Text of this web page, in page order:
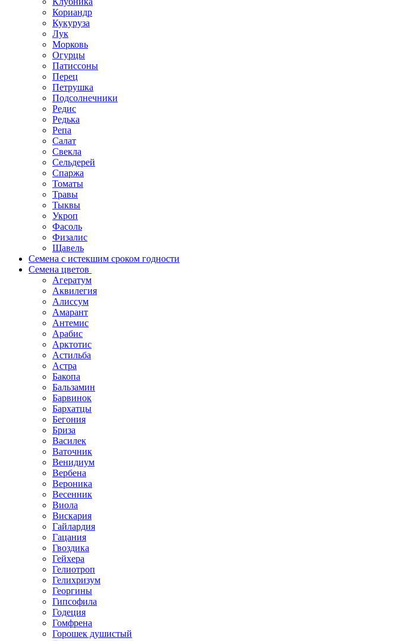
Кориандр
Кукуруза
Лук
Морковь
Огурцы
Патиссоны
Перец
Петрушка
Подсолнечники
Редис
Редька
Репа
Салат
Свекла
Сельдерей
Спаржа
Томаты
Травы
Тыквы
Укроп
Фасоль
Физалис
Щавель
Семена с истекшим сроком годности
Семена цветов
Агератум
Аквилегия
Алиссум
Амарант
Антемис
Арабис
Арктотис
Астильба
Астра
Бакопа
Бальзамин
Барвинок
Бархатцы
Бегония
Бриза
Василек
Ваточник
Венидиум
Вербена
Вероника
Весенник
Виола
Вискария
Гайлардия
Гацания
Гвоздика
Гейхера
Гелиотроп
Гелихризум
Георгины
Гипсофила
Годеция
Гомфрена
Горошек душистый